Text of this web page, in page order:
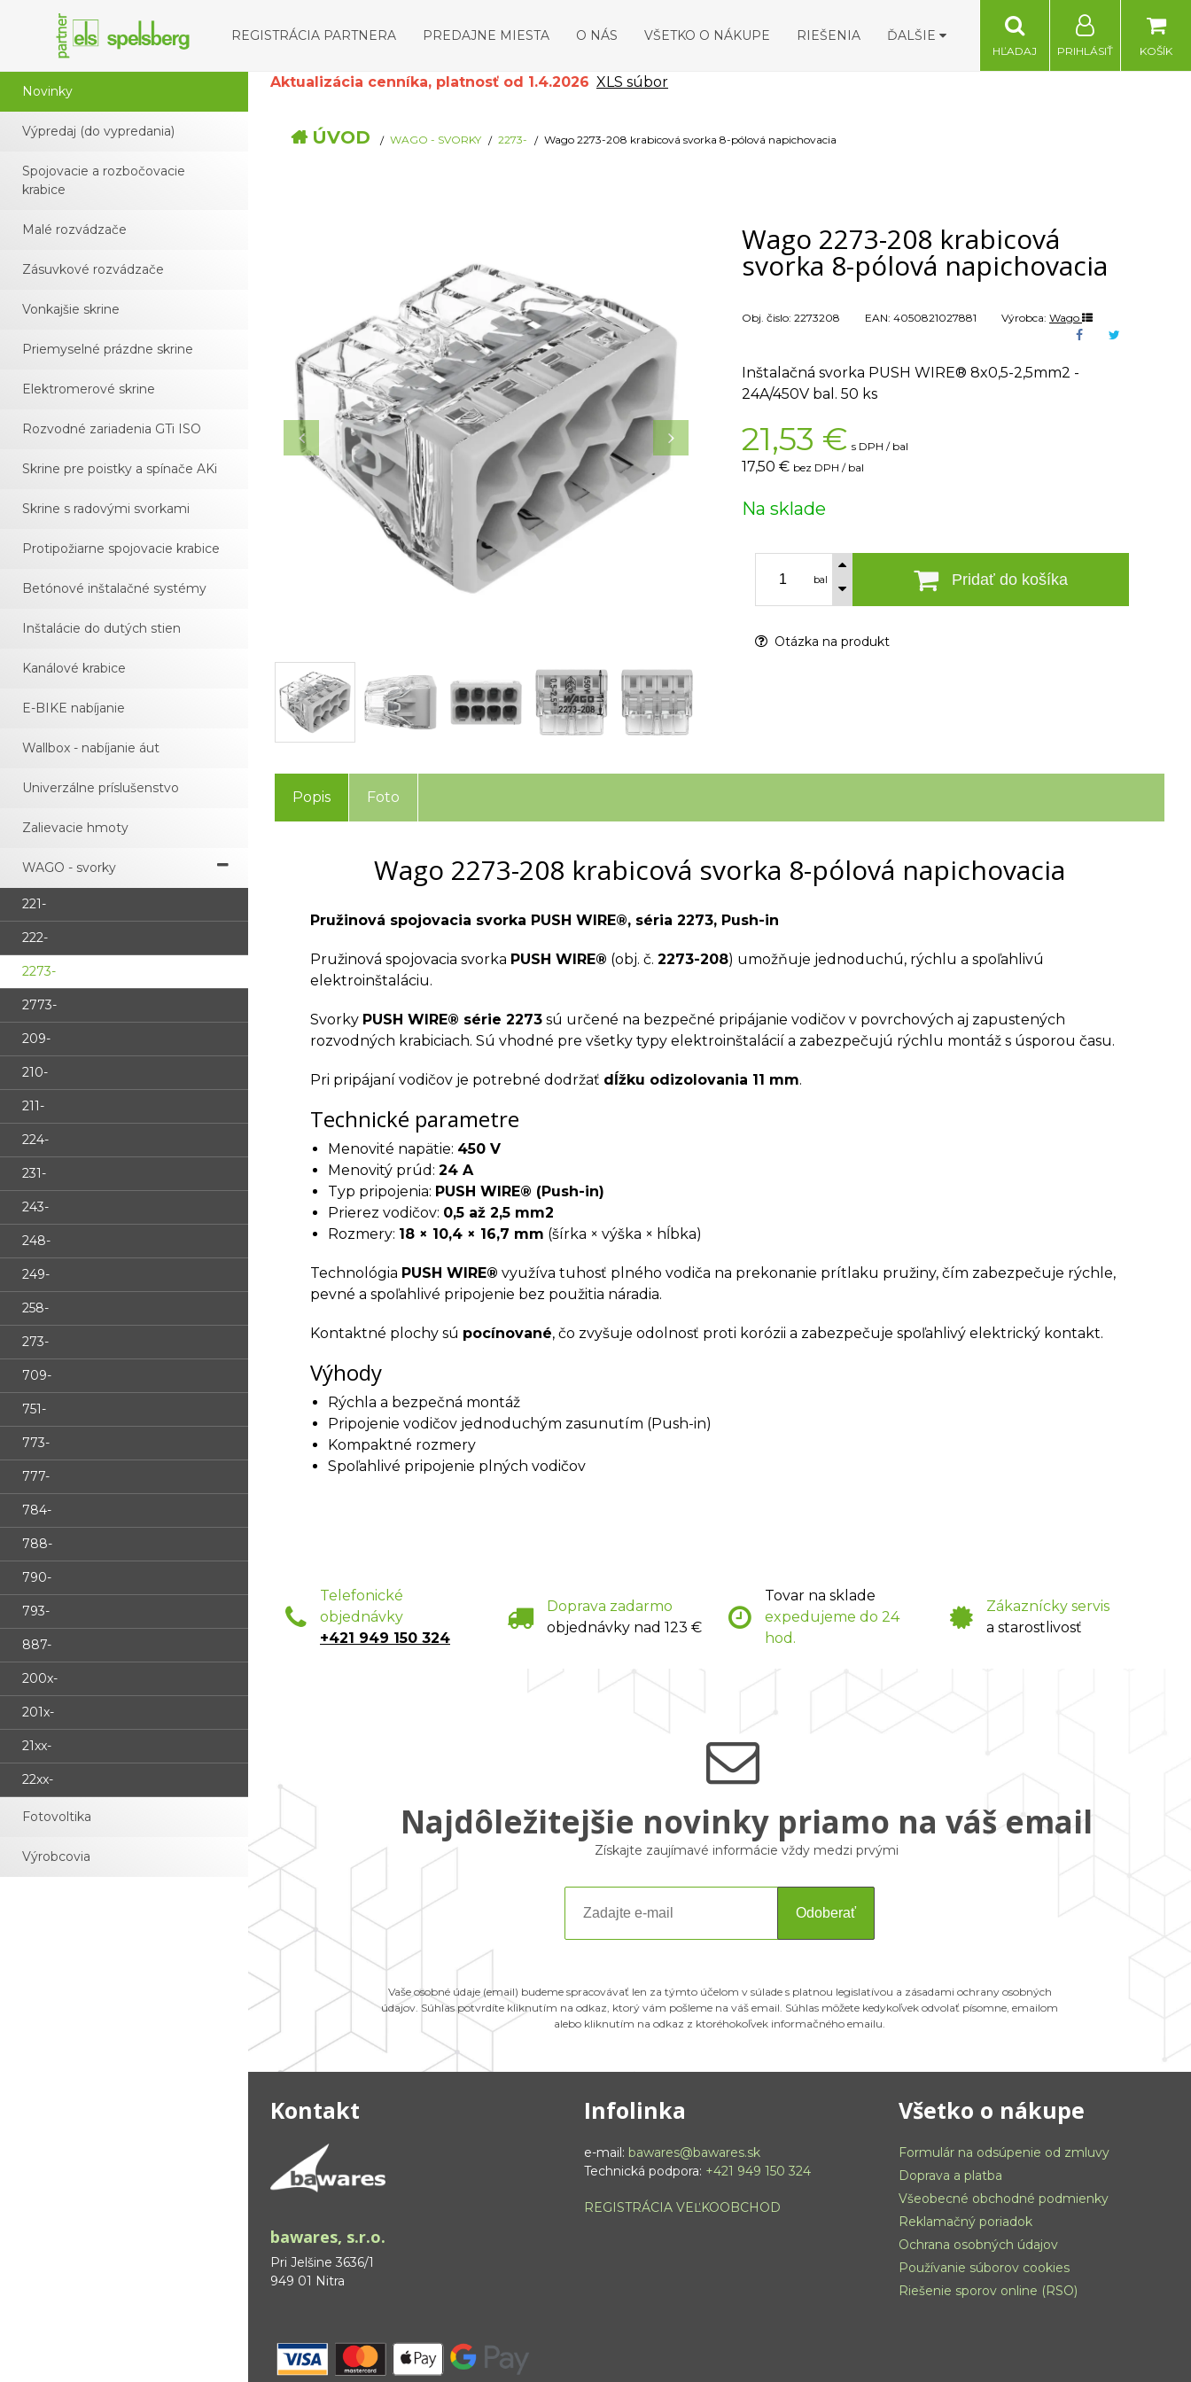
REGISTRÁCIA PARTNERA PREDAJNE MIESTA O NÁS VŠETKO O NÁKUPE RIEŠENIA ĎALŠIE
KOŠÍK
PRIHLÁSIŤ
HĽADAJ
Novinky
Výpredaj (do vypredania)
Spojovacie a rozbočovacie
krabice
Malé rozvádzače
Zásuvkové rozvádzače
Vonkajšie skrine
Priemyselné prázdne skrine
Elektromerové skrine
Rozvodné zariadenia GTi ISO
Skrine pre poistky a spínače AKi
Skrine s radovými svorkami
Protipožiarne spojovacie krabice
Betónové inštalačné systémy
Inštalácie do dutých stien
Kanálové krabice
E-BIKE nabíjanie
Wallbox - nabíjanie áut
Univerzálne príslušenstvo
Zalievacie hmoty
WAGO - svorky
221-
222-
2273-
2773-
209-
210-
211-
224-
231-
243-
248-
249-
258-
273-
709-
751-
773-
777-
784-
788-
790-
793-
887-
200x-
201x-
21xx-
22xx-
Fotovoltika
Výrobcovia
Aktualizácia cenníka, platnosť od 1.4.2026 XLS súbor
ÚVOD WAGO - SVORKY 2273- Wago 2273-208 krabicová svorka 8-pólová napichovacia
Wago 2273-208 krabicová
svorka 8-pólová napichovacia
Obj. čislo: 2273208 EAN: 4050821027881 Výrobca: Wago
Inštalačná svorka PUSH WIRE® 8x0,5-2,5mm2 -
24A/450V bal. 50 ks
21,53 € s DPH / bal
17,50 € bez DPH / bal
Na sklade
bal Pridať do košíka
Otázka na produkt
Popis Foto
Wago 2273-208 krabicová svorka 8-pólová napichovacia
Pružinová spojovacia svorka PUSH WIRE®, séria 2273, Push-in
Pružinová spojovacia svorka PUSH WIRE® (obj. č. 2273-208) umožňuje jednoduchú, rýchlu a spoľahlivú
elektroinštaláciu.
Svorky PUSH WIRE® série 2273 sú určené na bezpečné pripájanie vodičov v povrchových aj zapustených
rozvodných krabiciach. Sú vhodné pre všetky typy elektroinštalácií a zabezpečujú rýchlu montáž s úsporou času.
Pri pripájaní vodičov je potrebné dodržať dĺžku odizolovania 11 mm.
Technické parametre
Menovité napätie: 450 V
Menovitý prúd: 24 A
Typ pripojenia: PUSH WIRE® (Push-in)
Prierez vodičov: 0,5 až 2,5 mm2
Rozmery: 18 × 10,4 × 16,7 mm (šírka × výška × hĺbka)
Technológia PUSH WIRE® využíva tuhosť plného vodiča na prekonanie prítlaku pružiny, čím zabezpečuje rýchle,
pevné a spoľahlivé pripojenie bez použitia náradia.
Kontaktné plochy sú pocínované, čo zvyšuje odolnosť proti korózii a zabezpečuje spoľahlivý elektrický kontakt.
Výhody
Rýchla a bezpečná montáž
Pripojenie vodičov jednoduchým zasunutím (Push-in)
Kompaktné rozmery
Spoľahlivé pripojenie plných vodičov
Telefonické
objednávky
+421 949 150 324
Doprava zadarmo
objednávky nad 123 €
Tovar na sklade
expedujeme do 24
hod.
Zákaznícky servis
a starostlivosť
Najdôležitejšie novinky priamo na váš email
Získajte zaujímavé informácie vždy medzi prvými
Odoberať
Vaše osobné údaje (email) budeme spracovávať len za týmto účelom v súlade s platnou legislatívou a zásadami ochrany osobných
údajov. Súhlas potvrdíte kliknutím na odkaz, ktorý vám pošleme na váš email. Súhlas môžete kedykoľvek odvolať písomne, emailom
alebo kliknutím na odkaz z ktoréhokoľvek informačného emailu.
Kontakt
bawares, s.r.o.
Pri Jelšine 3636/1
949 01 Nitra
Infolinka
e-mail: bawares@bawares.sk
Technická podpora: +421 949 150 324
REGISTRÁCIA VEĽKOOBCHOD
Všetko o nákupe
Formulár na odsúpenie od zmluvy
Doprava a platba
Všeobecné obchodné podmienky
Reklamačný poriadok
Ochrana osobných údajov
Používanie súborov cookies
Riešenie sporov online (RSO)